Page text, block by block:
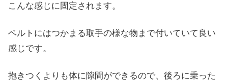
こんな感じに固定されます。
ベルトにはつかまる取手の様な物まで付いていて良い
感じです。
抱きつくよりも体に隙間ができるので、後ろに乗った